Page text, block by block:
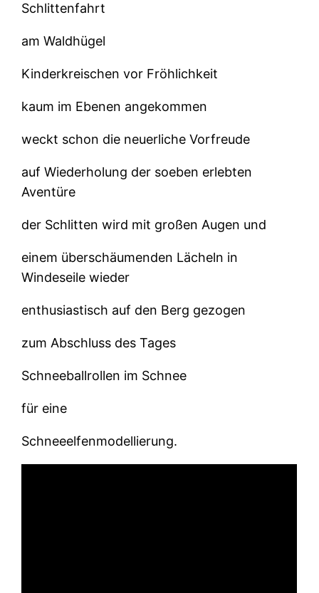
Schlittenfahrt
am Waldhügel
Kinderkreischen vor Fröhlichkeit
kaum im Ebenen angekommen
weckt schon die neuerliche Vorfreude
auf Wiederholung der soeben erlebten
Aventüre
der Schlitten wird mit großen Augen und
einem überschäumenden Lächeln in
Windeseile wieder
enthusiastisch auf den Berg gezogen
zum Abschluss des Tages
Schneeballrollen im Schnee
für eine
Schneeelfenmodellierung.